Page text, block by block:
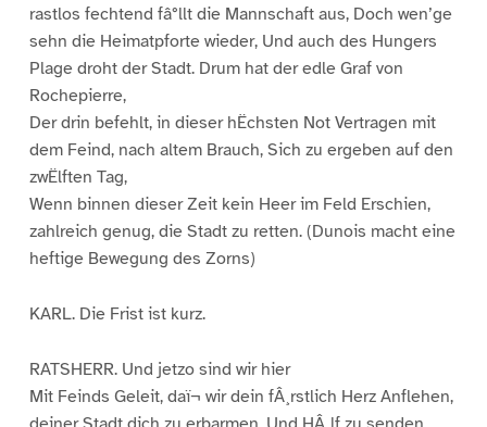
rastlos fechtend fâ°llt die Mannschaft aus, Doch wen’ge
sehn die Heimatpforte wieder, Und auch des Hungers
Plage droht der Stadt. Drum hat der edle Graf von
Rochepierre,
Der drin befehlt, in dieser hËchsten Not Vertragen mit
dem Feind, nach altem Brauch, Sich zu ergeben auf den
zwËlften Tag,
Wenn binnen dieser Zeit kein Heer im Feld Erschien,
zahlreich genug, die Stadt zu retten. (Dunois macht eine
heftige Bewegung des Zorns)
KARL. Die Frist ist kurz.
RATSHERR. Und jetzo sind wir hier
Mit Feinds Geleit, daï¬ wir dein fÂ¸rstlich Herz Anflehen,